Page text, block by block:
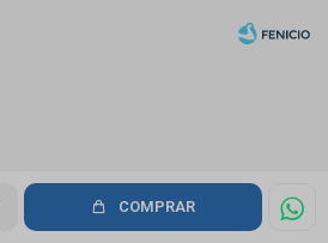
COMPRAR
Fenicio